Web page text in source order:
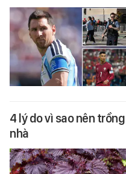
4 lý do vì sao nên
nhà